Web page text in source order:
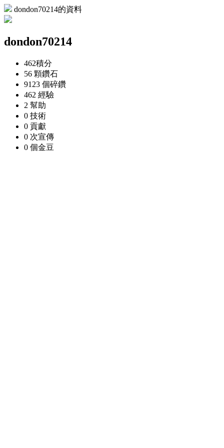
dondon70214的資料
dondon70214
462積分
56 顆鑽石
9123 個碎鑽
462 經驗
2 幫助
0 技術
0 貢獻
0 次宣傳
0 個金豆